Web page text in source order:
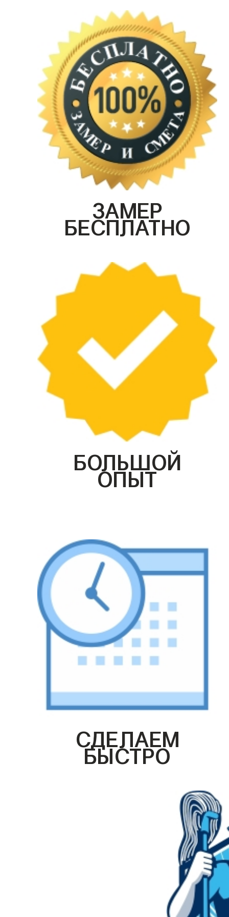
ЗАМЕР
БЕСПЛАТНО
БОЛЬШОЙ
ОПЫТ
СДЕЛАЕМ
БЫСТРО